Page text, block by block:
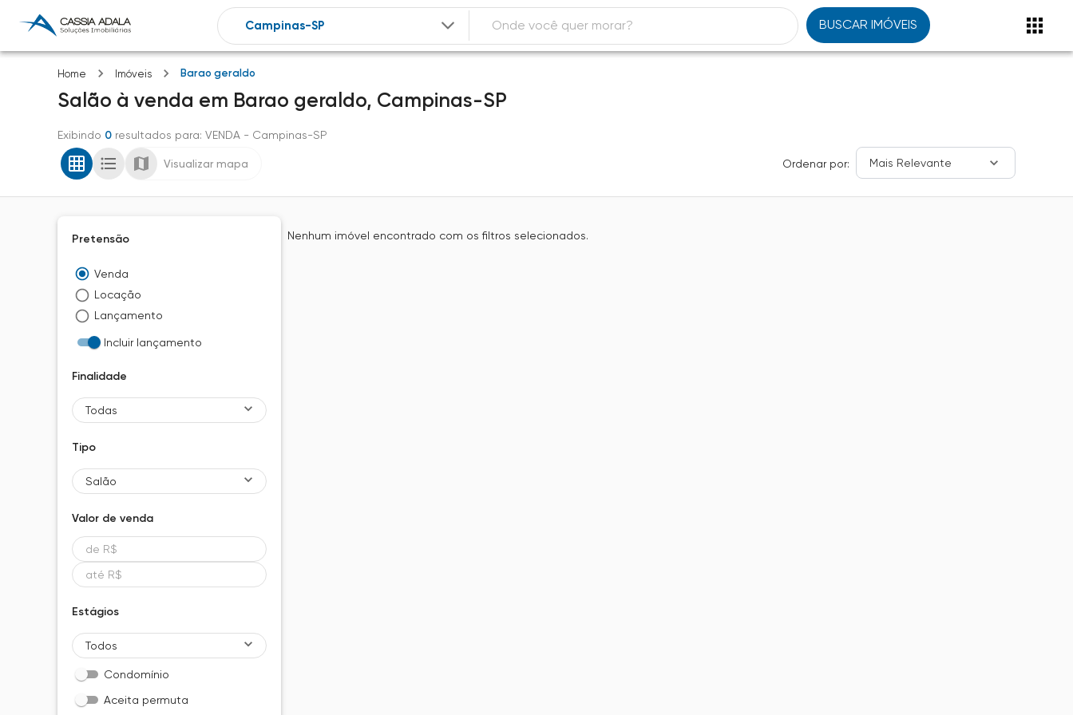
BUSCAR IMÓVEIS
Home Imóveis Barao geraldo
Salão à venda em Barao geraldo, Campinas-SP
Exibindo 0 resultados para: VENDA - Campinas-SP
Visualizar mapa Ordenar por: Mais Relevante
Pretensão
Venda
Locação
Lançamento
Incluir lançamento
Finalidade
Todas
Tipo
Salão
Valor de venda
Estágios
Todos
Condomínio
Aceita permuta
Nenhum imóvel encontrado com os filtros selecionados.